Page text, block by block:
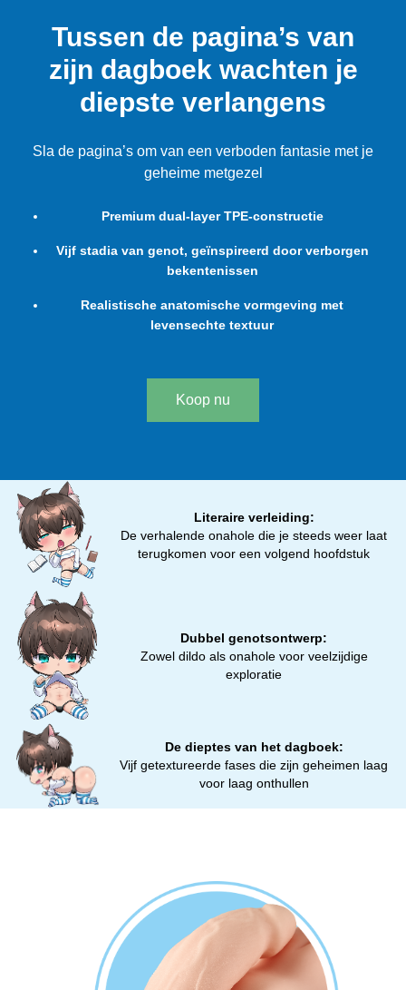
Tussen de pagina’s van
zijn dagboek wachten je
diepste verlangens
Sla de pagina’s om van een verboden fantasie met je
geheime metgezel
Premium dual-layer TPE-constructie
Vijf stadia van genot, geïnspireerd door verborgen
bekentenissen
Realistische anatomische vormgeving met
levensechte textuur
Koop nu
Literaire verleiding:
De verhalende onahole die je steeds weer laat
terugkomen voor een volgend hoofdstuk
Dubbel genotsontwerp:
Zowel dildo als onahole voor veelzijdige
exploratie
De dieptes van het dagboek:
Vijf getextureerde fases die zijn geheimen laag
voor laag onthullen